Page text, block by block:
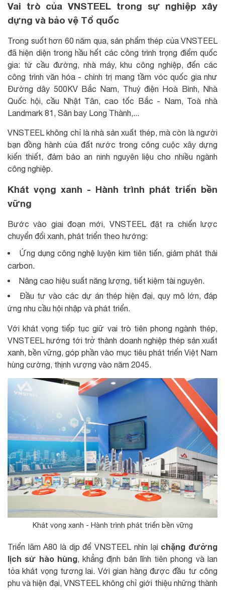
Vai trò của VNSTEEL trong sự nghiệp xây
dựng và bảo vệ Tổ quốc
Trong suốt hơn 60 năm qua, sản phẩm thép của VNSTEEL
đã hiện diện trong hầu hết các công trình trọng điểm quốc
gia: từ cầu đường, nhà máy, khu công nghiệp, đến các
công trình văn hóa - chính trị mang tầm vóc quốc gia như
Đường dây 500KV Bắc Nam, Thuỷ điện Hoà Bình, Nhà
Quốc hội, cầu Nhật Tân, cao tốc Bắc - Nam, Toà nhà
Landmark 81, Sân bay Long Thành,...
VNSTEEL không chỉ là nhà sản xuất thép, mà còn là người
bạn đồng hành của đất nước trong công cuộc xây dựng
kiến thiết, đảm bảo an ninh nguyên liệu cho nhiều ngành
công nghiệp.
Khát vọng xanh - Hành trình phát triển bền
vững
Bước vào giai đoạn mới, VNSTEEL đặt ra chiến lược
chuyển đổi xanh, phát triển theo hướng:
Ứng dụng công nghệ luyện kim tiên tiến, giảm phát thải
carbon.
Nâng cao hiệu suất năng lượng, tiết kiệm tài nguyên.
Đầu tư vào các dự án thép hiện đại, quy mô lớn, đáp
ứng nhu cầu hội nhập và phát triển.
Với khát vọng tiếp tục giữ vai trò tiên phong ngành thép,
VNSTEEL hướng tới trở thành doanh nghiệp thép sản xuất
xanh, bền vững, góp phần vào mục tiêu phát triển Việt Nam
hùng cường, thịnh vượng vào năm 2045.
Khát vọng xanh - Hành trình phát triển bền vững
Triển lãm A80 là dịp để VNSTEEL nhìn lại chặng đường
lịch sử hào hùng, khẳng định bản lĩnh tiên phong và lan
tỏa khát vọng tương lai. Với gian hàng được đầu tư công
phu và hiện đại, VNSTEEL không chỉ giới thiệu những thành